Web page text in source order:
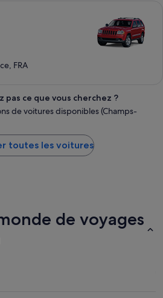
FRA
pas ce que vous cherchez ?
de voitures disponibles (Champs-
toutes les voitures
de voyages